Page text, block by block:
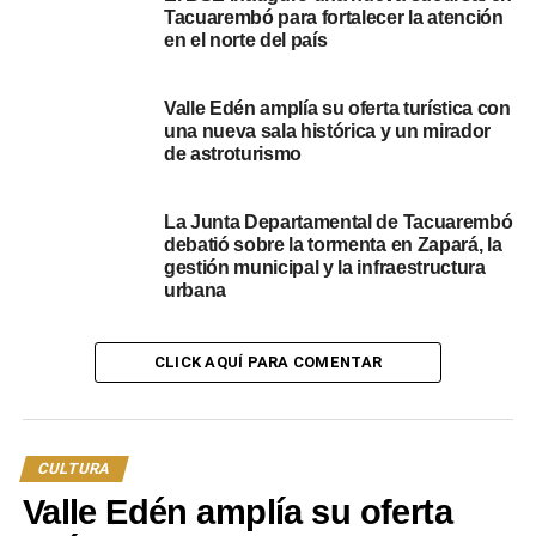
Esta edición tuvo un tinte especial al rendir homenaje a
uruguaya. El jurado hizo hincapié en criterios rigurosos
para calificar a las agrupaciones, evaluando:
Tacuarembó para fortalecer la atención
en el norte del país
Valle Edén amplía su oferta turística con
una nueva sala histórica y un mirador
de astroturismo
La Junta Departamental de Tacuarembó
debatió sobre la tormenta en Zapará, la
gestión municipal y la infraestructura
urbana
CLICK AQUÍ PARA COMENTAR
CULTURA
Valle Edén amplía su oferta